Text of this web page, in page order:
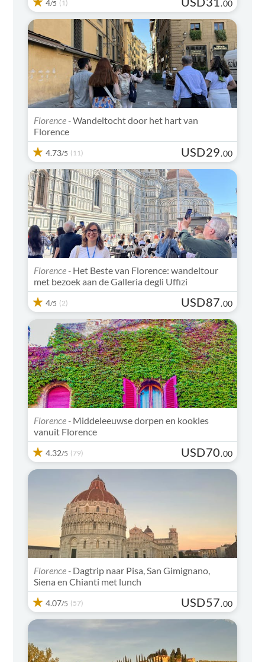
4/5 (1) .00
Florence -Wandeltocht door het hart van
Florence
4.73/5 (11) USD29.00
Florence - Het Beste van Florence: wandeltour
met bezoek aan de Galleria degli Uffizi
4/5 (2) USD87.00
Florence - Middeleeuwse dorpen en kookles
vanuit Florence
4.32/5 (79) USD70.00
Florence - Dagtrip naar Pisa, San Gimignano,
Siena en Chianti met lunch
4.07/5 (57) USD57.00